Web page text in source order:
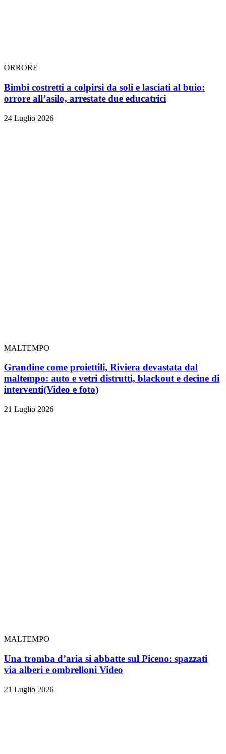
ORRORE
Bimbi costretti a colpirsi da soli e lasciati al buio:
orrore all’asilo, arrestate due educatrici
24 Luglio 2026
MALTEMPO
Grandine come proiettili, Riviera devastata dal
maltempo: auto e vetri distrutti, blackout e decine di
interventi(Video e foto)
21 Luglio 2026
MALTEMPO
Una tromba d’aria si abbatte sul Piceno: spazzati
via alberi e ombrelloni Video
21 Luglio 2026